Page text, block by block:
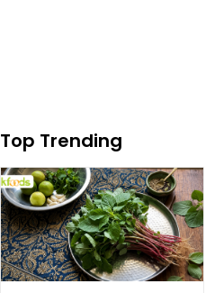
Top Trending